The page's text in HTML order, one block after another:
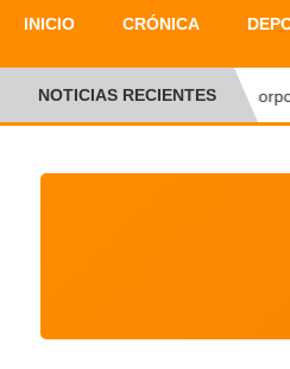
INICIO CRÓNICA
NOTICIAS RECIENTES